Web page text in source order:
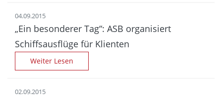
04.09.2015
„Ein besonderer Tag“: ASB organisiert
Schiffsausflüge für Klienten
Weiter Lesen
02.09.2015